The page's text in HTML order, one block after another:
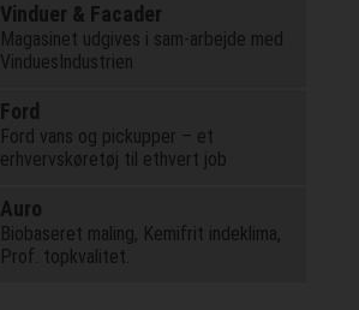
Vinduer & Facader
Magasinet udgives i sam-arbejde med
VinduesIndustrien
Ford
Ford vans og pickupper – et
erhvervskøretøj til ethvert job
Auro
Biobaseret maling, Kemifrit indeklima,
Prof. topkvalitet.